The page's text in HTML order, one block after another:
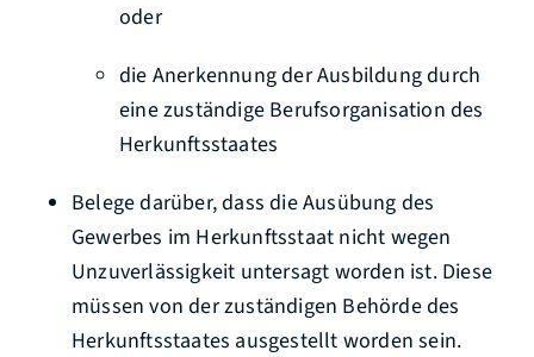
oder
die Anerkennung der Ausbildung durch
eine zuständige Berufsorganisation des
Herkunftsstaates
Belege darüber, dass die Ausübung des
Gewerbes im Herkunftsstaat nicht wegen
Unzuverlässigkeit untersagt worden ist. Diese
müssen von der zuständigen Behörde des
Herkunftsstaates ausgestellt worden sein.